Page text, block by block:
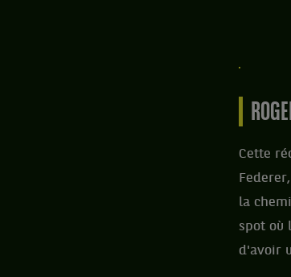
Cette
la
spot où
d'avoir